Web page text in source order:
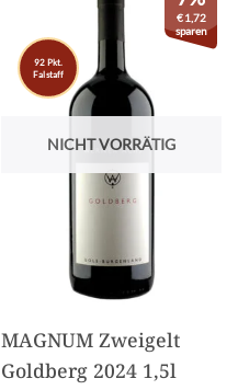
NICHT VORRÄTIG
92 Pkt.
Falstaff
€1,72
sparen
MAGNUM Zweigelt
Goldberg 2024 1,5l